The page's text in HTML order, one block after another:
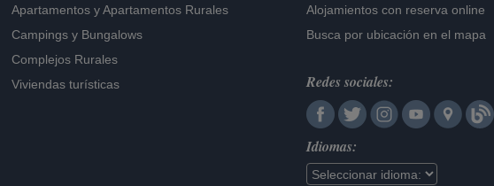
Apartamentos yApartamentos Rurales
Campings y Bungalows
Complejos Rurales
Viviendas turísticas
Alojamientos con reserva online
Busca por ubicación en el mapa
Redes sociales:
Idiomas: